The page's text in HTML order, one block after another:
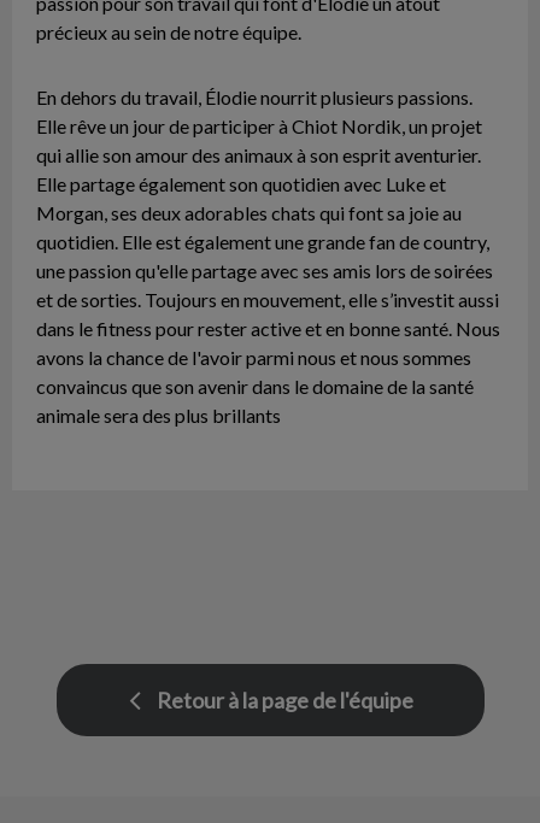
précieux au sein de notre équipe.
En dehors du travail, Élodie nourrit plusieurs passions.
Elle rêve un jour de participer à Chiot Nordik, un projet
qui allie son amour des animaux à son esprit aventurier.
Elle partage également son quotidien avec Luke et
Morgan, ses deux adorables chats qui font sa joie au
quotidien. Elle est également une grande fan de country,
une passion qu'elle partage avec ses amis lors de soirées
et de sorties. Toujours en mouvement, elle s’investit aussi
dans le fitness pour rester active et en bonne santé. Nous
avons la chance de l'avoir parmi nous et nous sommes
convaincus que son avenir dans le domaine de la santé
animale sera des plus brillants
Retour à la page de l'équipe